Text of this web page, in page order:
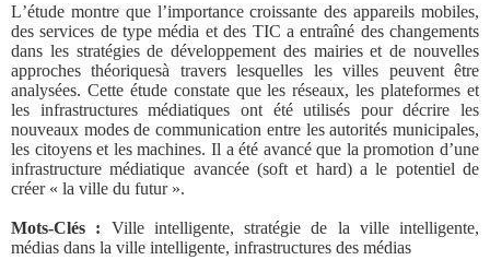
L’étude montre que l’importance croissante des appareils mobiles,
des services de type média et des TIC a entraîné des changements
dans les stratégies de développement des mairies et de nouvelles
approches théoriquesà travers lesquelles les villes peuvent être
analysées. Cette étude constate que les réseaux, les plateformes et
les infrastructures médiatiques ont été utilisés pour décrire les
nouveaux modes de communication entre les autorités municipales,
les citoyens et les machines. Il a été avancé que la promotion d’une
infrastructure médiatique avancée (soft et hard) a le potentiel de
créer « la ville du futur».
Mots-Clés : Ville intelligente, stratégie de la ville intelligente,
médias dans la ville intelligente, infrastructures des médias